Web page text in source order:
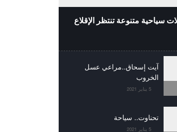
سياحية متنوعة تنتظر الإقلاع
آيت إسحاق..مراعي عسل
الخروب
5 يناير 2021
تحناوت.. سياحة
5 يناير 2021